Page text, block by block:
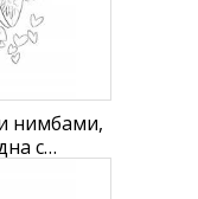
нимбами,
с